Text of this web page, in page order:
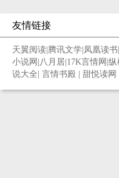
友情链接
天翼阅读 腾讯文学 凤凰读书
小说网 八月居 17K言情网 纵
说大全 言情书殿 甜悦读网